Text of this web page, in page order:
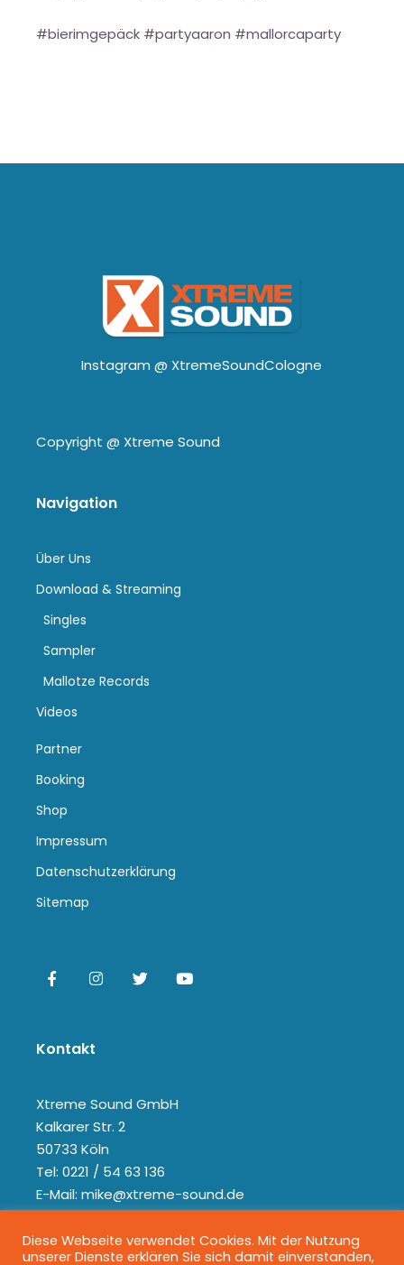
#bierimgepäck #partyaaron #mallorcaparty
Instagram @ XtremeSoundCologne
Copyright @ Xtreme Sound
Navigation
Über Uns
Download & Streaming
Singles
Sampler
Mallotze Records
Videos
Partner
Booking
Shop
Impressum
Datenschutzerklärung
Sitemap
Kontakt
Xtreme Sound GmbH
Kalkarer Str. 2
50733 Köln
Tel: 0221 / 54 63 136
E-Mail: mike@xtreme-sound.de
Diese Webseite verwendet Cookies. Mit der Nutzung
unserer Dienste erklären Sie sich damit einverstanden,